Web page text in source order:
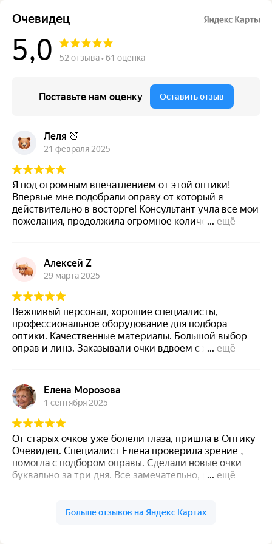
Очевидец
5,0 52 отзыва • 61 оценка
Поставьте нам оценку Оставить отзыв
Леля 🍑
21 февраля 2025
Я под огромным впечатлением от этой оптики!
Впервые мне подобрали оправу от который я
действительно в восторге! Консультант учла все мои
пожелания, продолжила огромное количество
клиентами! Само помещение чистое, опрятное, все
гармонично расставлено, одно удовольствие! Если
понадобиться вновь подобрать оправу, то вновь
вернусь только сюда!
... ещё
Алексей Z
29 марта 2025
Вежливый персонал, хорошие специалисты,
профессиональное оборудование для подбора
оптики. Качественные материалы. Большой выбор
оправ и линз. Заказывали очки вдвоем с женой дали
Болшево. Рекомендую всем, кто выбирает качество.
Всем добра.
... ещё
Елена Морозова
1 сентября 2025
От старых очков уже болели глаза, пришла в Оптику
Очевидец. Специалист Елена проверила зрение ,
помогла с подбором оправы. Сделали новые очки
буквально за три дня. Все замечательно, работаю в
... ещё
lena b.Больше отзывов на Яндекс Картах